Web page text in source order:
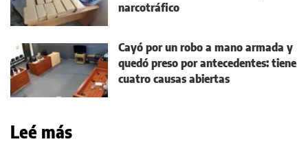
narcotráfico
Cayó por un robo a mano armada y
quedó preso por antecedentes: tiene
cuatro causas abiertas
Leé más